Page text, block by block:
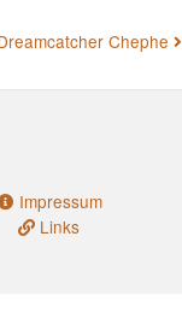
Chephe
Impressum
Links